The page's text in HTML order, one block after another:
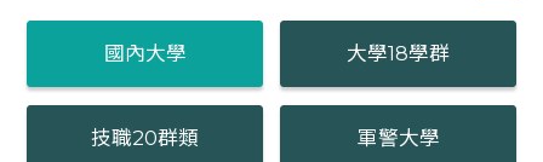
國內大學 大學18學群
技職20群類 軍警大學